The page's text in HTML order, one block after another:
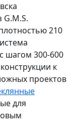
210
шагом 300-600
к
проектов
для